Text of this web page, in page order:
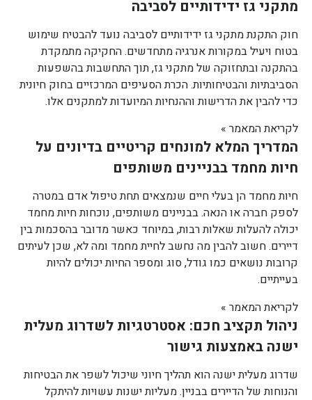
מתקני גז ידידותיים לסביבה
חוק התקנת מתקני גז ידידותיים לסביבה נועד להבטיח שימוש
בטוח ויעיל במקורות אנרגיה מתחדשים. החקיקה מתמקדת
בהתקנה ובתחזוקה של מתקני גז, תוך התחשבות בהשפעות
הסביבתיות והבטיחותיות. הכרת הסעיפים המרכזיים בחוק חיונית
כדי להבין את הדרישות וההנחיות המיועדות למתקנים אלו.
לקריאת המאמר »
המדריך המלא למונחים קריטיים בדיונים על
חיות מחמד בבניינים משותפים
חיות מחמד הן בעלי חיים שנמצאים תחת טיפול אדם במטרה
לספק חברה או הנאה. בבניינים משותפים, נוכחות חיות מחמד
יכולה להעלות שאלות רבות, במיוחד כאשר מדובר בהסכמות בין
דיירים. חשוב להבין מה נחשב לחיית מחמד ומה לא, שכן לעיתים
קרובות נושאים כמו גודל, סוג ומספר החיות יכולים להיות
בעייתיים.
לקריאת המאמר »
ניהול תקציב חכם: אסטרטגיות לשדרוג מעלית
ישנה באמצעות גישור
שדרוג מעלית ישנה הוא תהליך חיוני שיכול לשפר את הבטיחות
והנוחות של הדיירים בבניין. מעליות ישנות עשויות להיתקל